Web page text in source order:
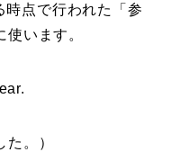
点で行われた「参
います。
。）